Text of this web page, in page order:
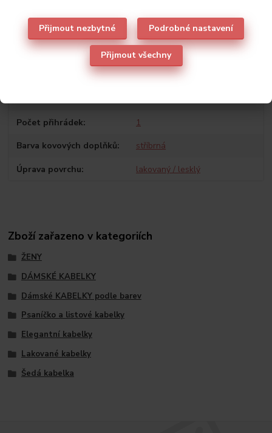
Zapínání magnetická spona
Rozměr (délka x výška x
hloubka)
28 x 18 x 4 cm
Dlouhý pásek přes rameno ano
Počet přihrádek 1
Barva kovových doplňků stříbrná
Úprava povrchu lakovaný / lesklý
Zboží zařazeno v kategoriích
ŽENY
DÁMSKÉ KABELKY
Dámské KABELKY podle barev
Psaníčko a listové kabelky
Elegantní kabelky
Lakované kabelky
Šedá kabelka
Přijmout nezbytné Podrobné nastavení
Přijmout všechny